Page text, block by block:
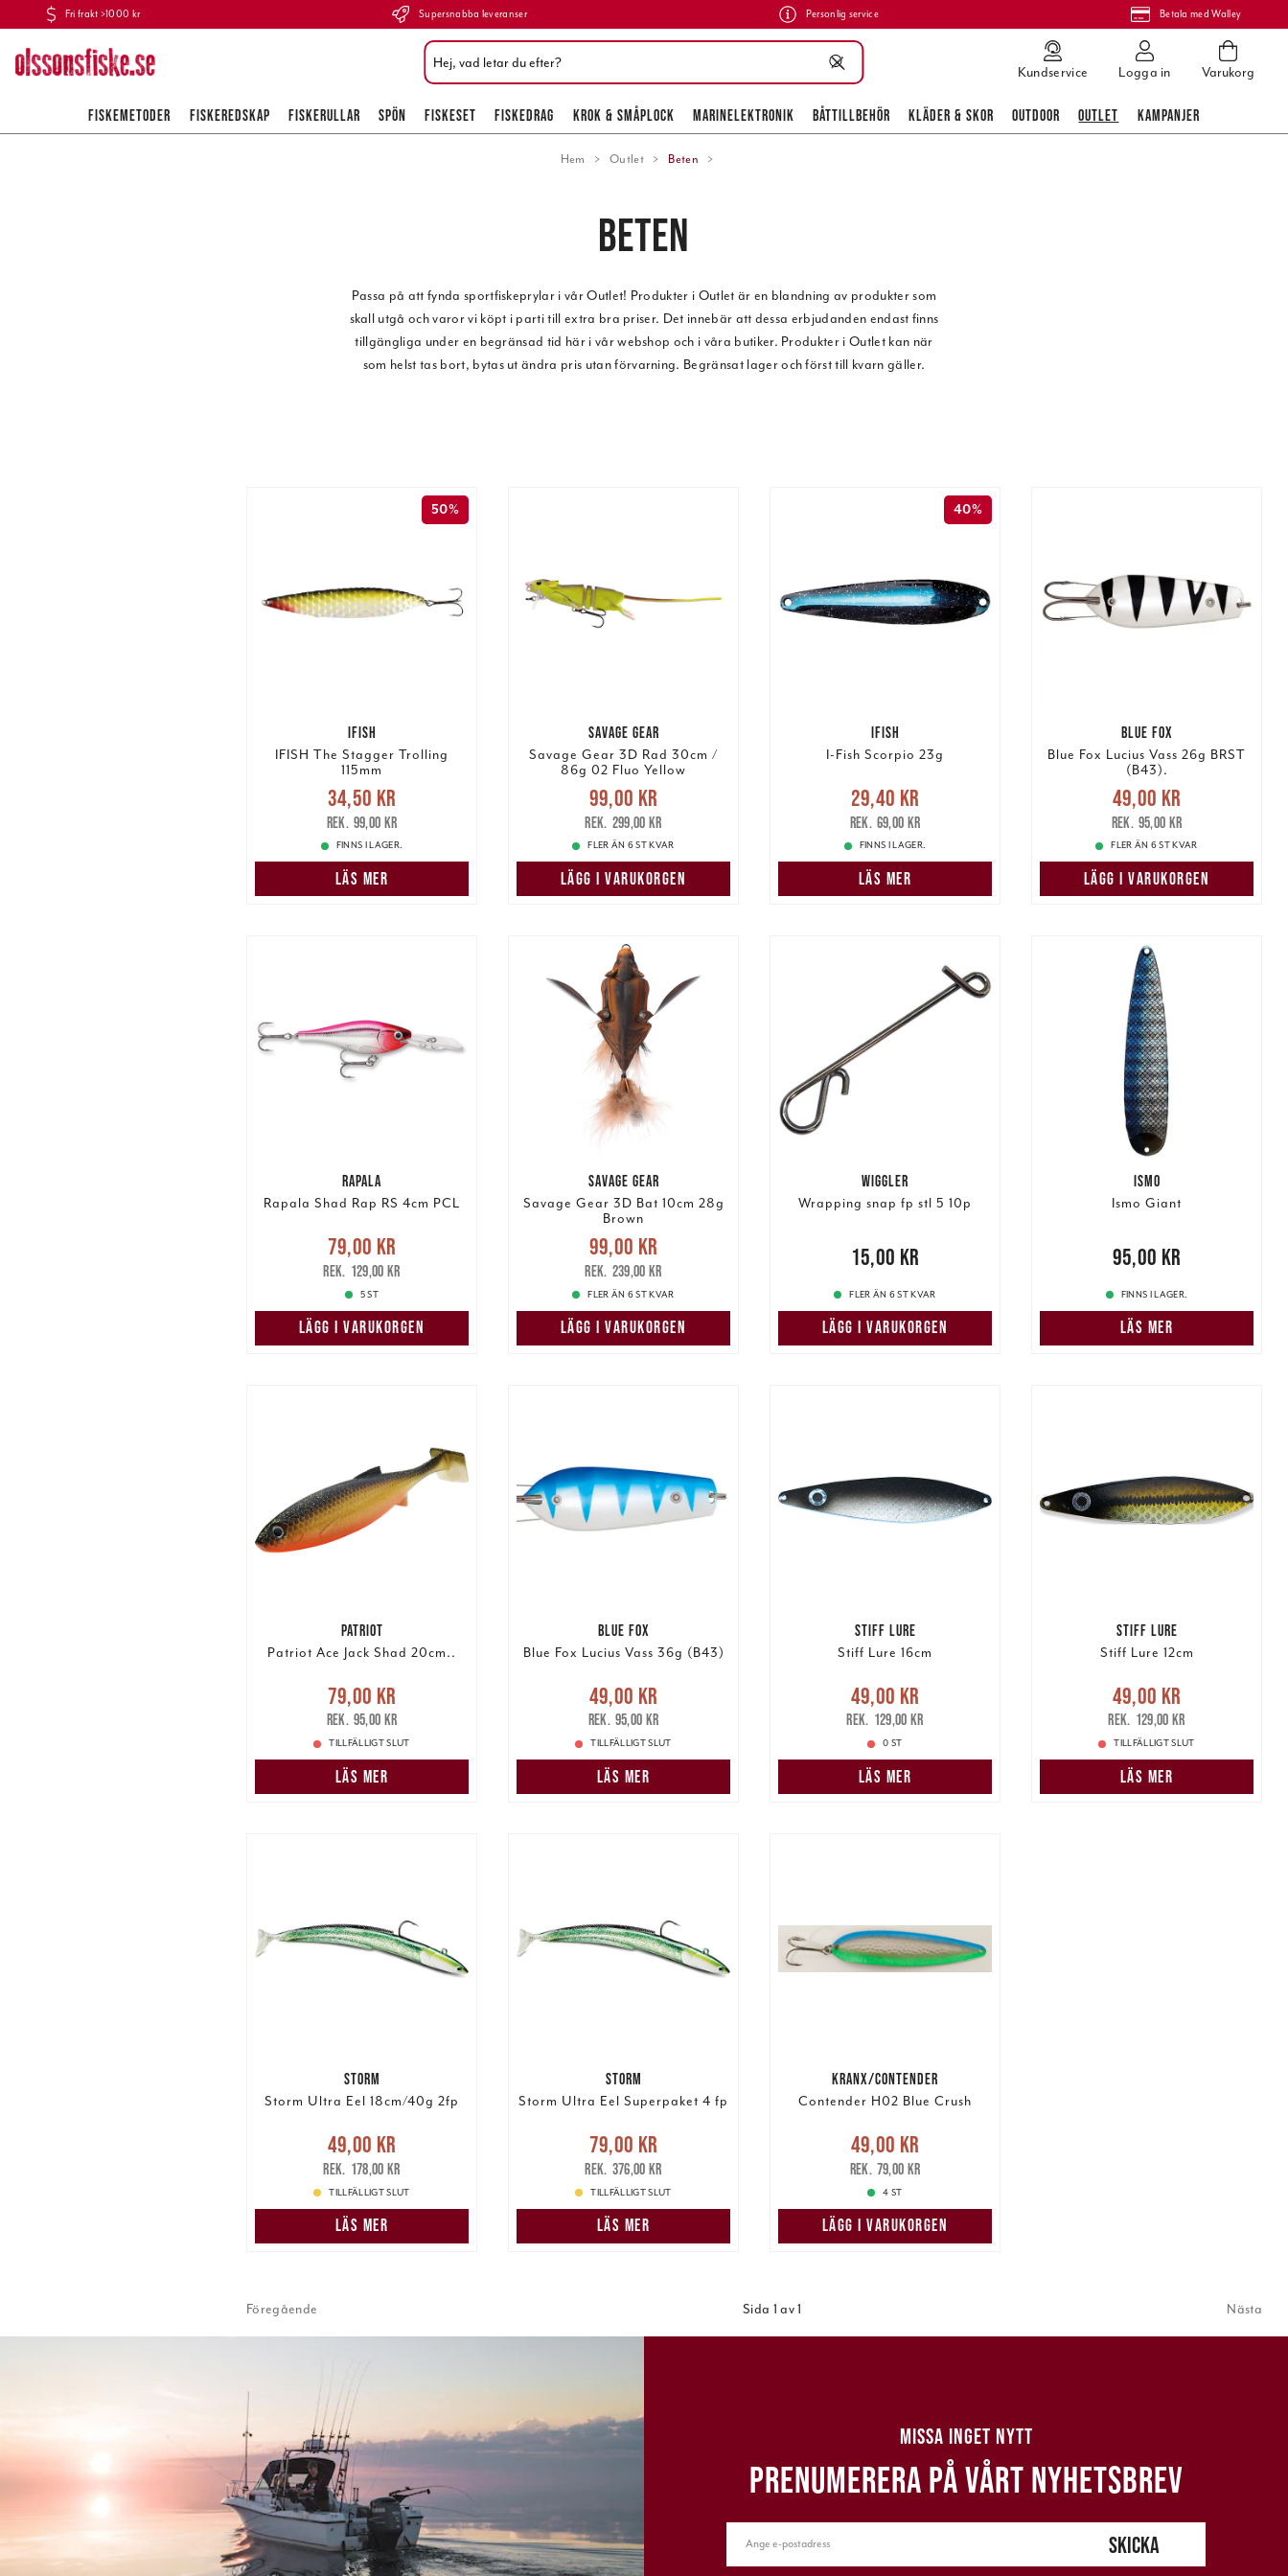
Fri frakt >1000 kr Supersnabba leveranser Personlig service Betala med Walley
Kundservice Logga in Varukorg
FISKEMETODER FISKEREDSKAP FISKERULLAR SPÖN FISKESET FISKEDRAG KROK & SMÅPLOCK MARINELEKTRONIK BÅTTILLBEHÖR KLÄDER & SKOR OUTDOOR OUTLET KAMPANJER
Hem Outlet Beten
BETEN
Passa på att fynda sportfiskeprylar i vår Outlet! Produkter i Outlet är en blandning av produkter som
skall utgå och varor vi köpt i parti till extra bra priser. Det innebär att dessa erbjudanden endast finns
tillgängliga under en begränsad tid här i vår webshop och i våra butiker. Produkter i Outlet kan när
som helst tas bort, bytas ut ändra pris utan förvarning. Begränsat lager och först till kvarn gäller.
50%
IFISH
IFISH The Stagger Trolling
115mm
Nuvarande pris
34,50 krTidigare pris
99,00 kr
34,50 kr
99,00 kr
FINNS I LAGER.
LÄS MER
SAVAGE GEAR
Savage Gear 3D Rad 30cm /
86g 02 Fluo Yellow
Nuvarande pris
99,00 krTidigare pris
299,00 kr
99,00 kr
299,00 kr
FLER ÄN 6 ST KVAR
LÄGG I VARUKORGEN
40%
IFISH
I-Fish Scorpio 23g
Nuvarande pris
29,40 krTidigare pris
69,00 kr
29,40 kr
69,00 kr
FINNS I LAGER.
LÄS MER
BLUE FOX
Blue Fox Lucius Vass 26g BRST
(B43).
Nuvarande pris
49,00 krTidigare pris
95,00 kr
49,00 kr
95,00 kr
FLER ÄN 6 ST KVAR
LÄGG I VARUKORGEN
RAPALA
Rapala Shad Rap RS 4cm PCL
Nuvarande pris
79,00 krTidigare pris
129,00 kr
79,00 kr
129,00 kr
5 ST
LÄGG I VARUKORGEN
SAVAGE GEAR
Savage Gear 3D Bat 10cm 28g
Brown
Nuvarande pris
99,00 krTidigare pris
239,00 kr
99,00 kr
239,00 kr
FLER ÄN 6 ST KVAR
LÄGG I VARUKORGEN
WIGGLER
Wrapping snap fp stl 5 10p
15,00 kr
15,00 kr
FLER ÄN 6 ST KVAR
LÄGG I VARUKORGEN
ISMO
Ismo Giant
95,00 kr
95,00 kr
FINNS I LAGER.
LÄS MER
PATRIOT
Patriot Ace Jack Shad 20cm..
Nuvarande pris
79,00 krTidigare pris
95,00 kr
79,00 kr
95,00 kr
TILLFÄLLIGT SLUT
LÄS MER
BLUE FOX
Blue Fox Lucius Vass 36g (B43)
Nuvarande pris
49,00 krTidigare pris
95,00 kr
49,00 kr
95,00 kr
TILLFÄLLIGT SLUT
LÄS MER
STIFF LURE
Stiff Lure 16cm
Nuvarande pris
49,00 krTidigare pris
129,00 kr
49,00 kr
129,00 kr
0 ST
LÄS MER
STIFF LURE
Stiff Lure 12cm
Nuvarande pris
49,00 krTidigare pris
129,00 kr
49,00 kr
129,00 kr
TILLFÄLLIGT SLUT
LÄS MER
STORM
Storm Ultra Eel 18cm/40g 2fp
Nuvarande pris
49,00 krTidigare pris
178,00 kr
49,00 kr
178,00 kr
TILLFÄLLIGT SLUT
LÄS MER
STORM
Storm Ultra Eel Superpaket 4 fp
Nuvarande pris
79,00 krTidigare pris
376,00 kr
79,00 kr
376,00 kr
TILLFÄLLIGT SLUT
LÄS MER
KRANX/CONTENDER
Contender H02 Blue Crush
Nuvarande pris
49,00 krTidigare pris
79,00 kr
49,00 kr
79,00 kr
4 ST
LÄGG I VARUKORGEN
Föregående Sida 1 av 1 Nästa
MISSA INGET NYTT
PRENUMERERA PÅ VÅRT NYHETSBREV
SKICKA